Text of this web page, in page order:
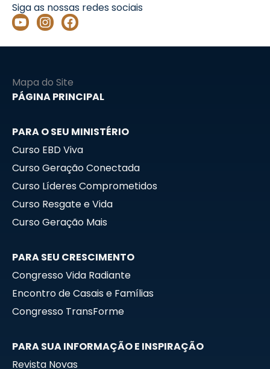
Y
o
u
b
e
I
n
s
g
r
a
F
a
c
o
o
k
Siga as nossas redes sociais
Mapa do Site
PÁGINA PRINCIPAL
PARA O SEU MINISTÉRIO
Curso EBD Viva
Curso Geração Conectada
Curso Líderes Comprometidos
Curso Resgate e Vida
Curso Geração Mais
PARA SEU CRESCIMENTO
Congresso Vida Radiante
Encontro de Casais e Famílias
Congresso TransForme
PARA SUA INFORMAÇÃO E INSPIRAÇÃO
Revista Novas